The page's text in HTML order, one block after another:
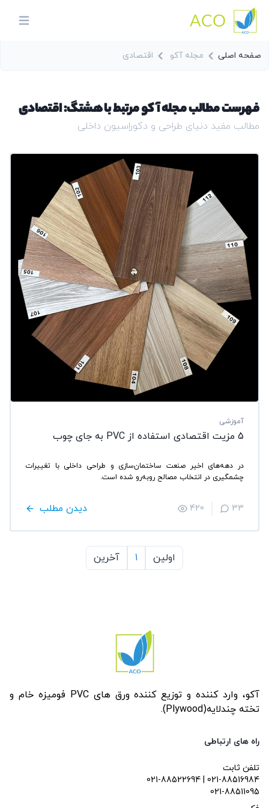
ACO
menu
صفحه اصلی مجله آکو اقتصادی
فهرست مطالب مجله آکو مرتبط با هشتگ: اقتصادی
مطالب مفید دنیای طراحی و دکوراسیون داخلی
آموزشی
5 مزیت اقتصادی استفاده از PVC به جای چوب
در دهه‌های اخیر صنعت ساختمان‌سازی و طراحی داخلی با تغییرات
چشمگیری در انتخاب مصالح روبه‌رو شده است.
دیدن مطلب 420 33
اولین 1 آخرین
آکو، وارد کننده و توزیع کننده ورق های PVC فومیزه خام و
تخته چندلایه(Plywood).
راه های ارتباطی
تلفن ثابت
021-88522694 | 021-88516984
021-88511095